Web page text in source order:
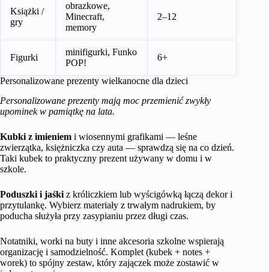
Książki /
gry
obrazkowe,
Minecraft,
memory
2–12
Figurki
minifigurki, Funko
POP!
6+
Personalizowane prezenty wielkanocne dla dzieci
Personalizowane prezenty mają moc przemienić zwykły
upominek w pamiątkę na lata.
Kubki z imieniem i wiosennymi grafikami — leśne
zwierzątka, księżniczka czy auta — sprawdzą się na co dzień.
Taki kubek to praktyczny prezent używany w domu i w
szkole.
Poduszki i jaśki z króliczkiem lub wyścigówką łączą dekor i
przytulankę. Wybierz materiały z trwałym nadrukiem, by
poducha służyła przy zasypianiu przez długi czas.
Notatniki, worki na buty i inne akcesoria szkolne wspierają
organizację i samodzielność. Komplet (kubek + notes +
worek) to spójny zestaw, który zajączek może zostawić w